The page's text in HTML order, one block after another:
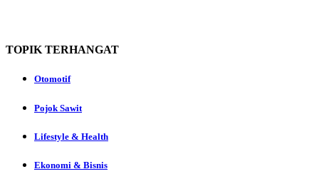
TOPIK TERHANGAT
Otomotif
Pojok Sawit
Lifestyle & Health
Ekonomi & Bisnis